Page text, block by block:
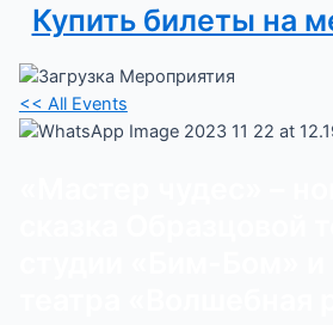
Купить билеты на
<< All Events